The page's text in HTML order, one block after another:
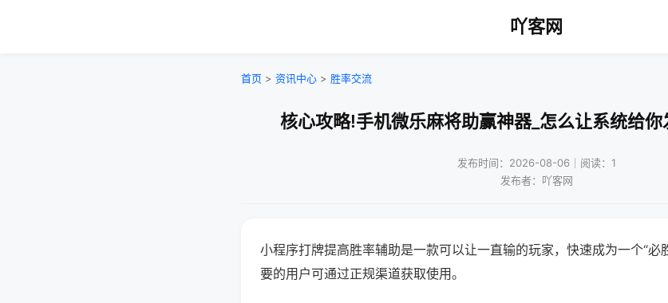
吖客网
首页 > 资讯中心 > 胜率交流
核心攻略!手机微乐麻将助赢神器_怎么让系统给
发布时间：2026-08-06｜阅读：1
发布者：吖客网
小程序打牌提高胜率辅助是一款可以让一直输的玩家，快速成为一个“必
要的用户可通过正规渠道获取使用。